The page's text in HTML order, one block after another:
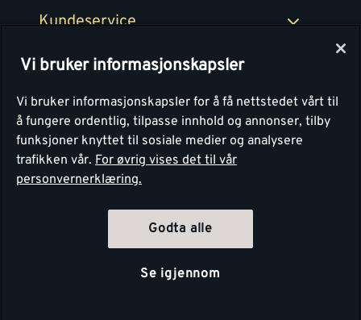
Kundeservice
Montér
Vi bruker informasjonskapsler
Vi bruker informasjonskapsler for å få nettstedet vårt til
å fungere ordentlig, tilpasse innhold og annonser, tilby
funksjoner knyttet til sosiale medier og analysere
trafikken vår. For øvrig vises det til vår
personvernerklæring.
Godta alle
Se igjennom